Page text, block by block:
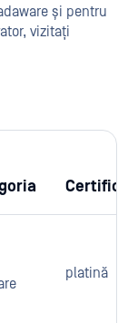
și pentru
vizitați
platină